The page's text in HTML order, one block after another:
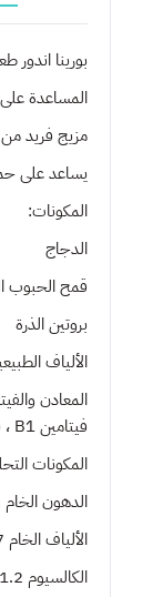
بورينا
المساعدة
مزيج فريد من
يساعد على
المكونات:
الدجاج
قمح الحبوب
بروتين الذرة
الألياف
المعادن
فيتامين B1 ، فيتامين B2 ، فيتامين B3 ، Vitamin B6 ، Vitamin B12 فيتامين (د) ، فيتامين هـ ، الكولين ، ، توراين ، بيروفوسفات ، بيتا كاروتين ، نكهة الكبد)
المكونات
الدهون الخام 12 ٪
الألياف الخام 7 ٪
الكالسيوم 1.2 ٪